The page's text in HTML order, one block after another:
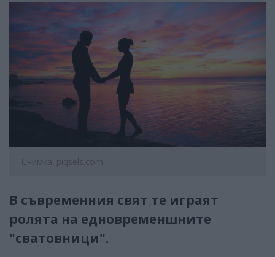
Снимка: piqsels.com
В съвременния свят те играят
ролята на едновременшните
"сватовници".